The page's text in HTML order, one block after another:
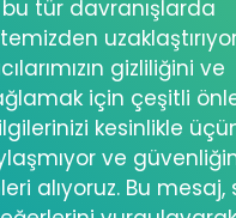
tür davranışlarda
gizliliğini ve
için çeşitli
kesinlikle
ve
alıyoruz. Bu mesaj,